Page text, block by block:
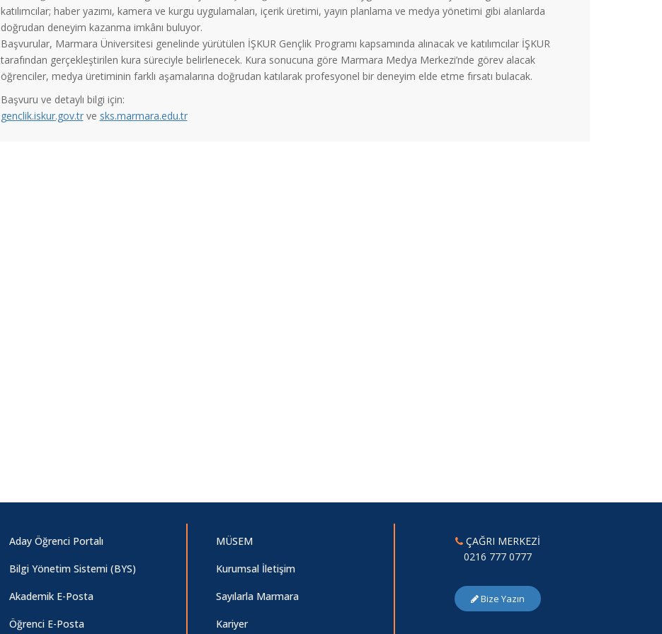
katılımcılar; haber yazımı, kamera ve kurgu uygulamaları, içerik üretimi, yayın planlama ve medya yönetimi gibi alanlarda
doğrudan deneyim kazanma imkânı buluyor.
Başvurular, Marmara Üniversitesi genelinde yürütülen İŞKUR Gençlik Programı kapsamında alınacak ve katılımcılar İŞKUR
tarafından gerçekleştirilen kura süreciyle belirlenecek. Kura sonucuna göre Marmara Medya Merkezi’nde görev alacak
öğrenciler, medya üretiminin farklı aşamalarına doğrudan katılarak profesyonel bir deneyim elde etme fırsatı bulacak.
Başvuru ve detaylı bilgi için:
genclik.iskur.gov.trve sks.marmara.edu.tr
Aday Öğrenci Portalı
Bilgi Yönetim Sistemi (BYS)
Akademik E-Posta
Öğrenci E-Posta
MÜSEM
Kurumsal İletişim
Sayılarla Marmara
Kariyer
ÇAĞRI MERKEZİ
0216 777 0777
Bize Yazın